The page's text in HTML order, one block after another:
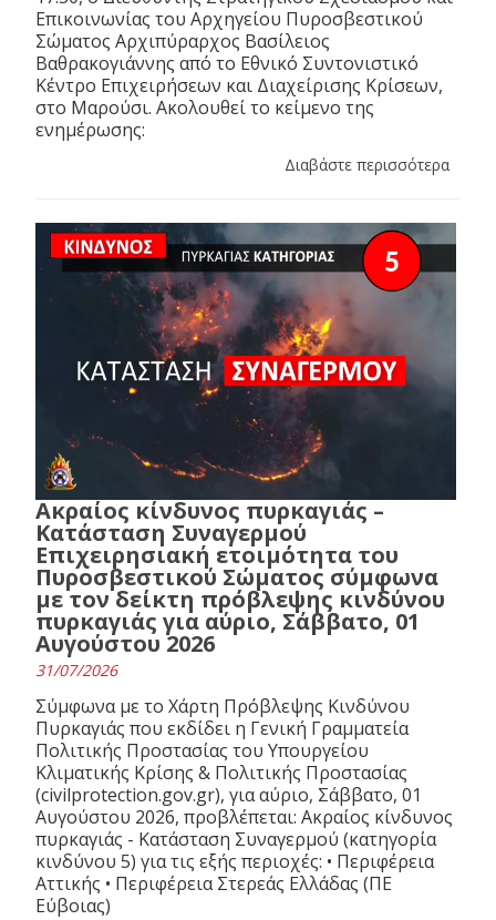
Επικοινωνίας του Αρχηγείου Πυροσβεστικού
Σώματος Αρχιπύραρχος Βασίλειος
Βαθρακογιάννης από το Εθνικό Συντονιστικό
Κέντρο Επιχειρήσεων και Διαχείρισης Κρίσεων,
στο Μαρούσι. Ακολουθεί το κείμενο της
ενημέρωσης:
Διαβάστε περισσότερα
Ακραίος κίνδυνος πυρκαγιάς –
Κατάσταση Συναγερμού
Επιχειρησιακή ετοιμότητα του
Πυροσβεστικού Σώματος σύμφωνα
με τον δείκτη πρόβλεψης κινδύνου
πυρκαγιάς για αύριο, Σάββατο, 01
Αυγούστου 2026
31/07/2026
Σύμφωνα με το Χάρτη Πρόβλεψης Κινδύνου
Πυρκαγιάς που εκδίδει η Γενική Γραμματεία
Πολιτικής Προστασίας του Υπουργείου
Κλιματικής Κρίσης & Πολιτικής Προστασίας
(civilprotection.gov.gr), για αύριο, Σάββατο, 01
Αυγούστου 2026, προβλέπεται: Ακραίος κίνδυνος
πυρκαγιάς - Κατάσταση Συναγερμού (κατηγορία
κινδύνου 5) για τις εξής περιοχές: • Περιφέρεια
Αττικής • Περιφέρεια Στερεάς Ελλάδας (ΠΕ
Εύβοιας)